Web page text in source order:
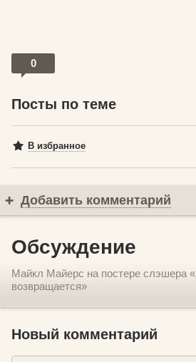
0
Посты по теме
В избранное
Добавить комментарий
Обсуждение
Майкл Майерс на постере слэшера
возвращается»
Новый комментарий